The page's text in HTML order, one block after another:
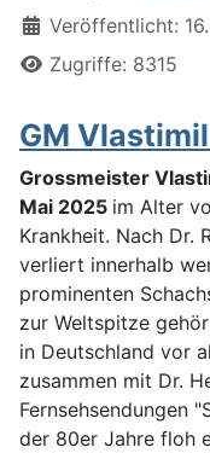
Veröffentlicht:
Zugriffe: 8315
GM
Grossmeister
Mai 2025 im Alter
Krankheit. Nach Dr.
verliert innerhalb
prominenten
zur Weltspitze
in Deutschland vor
zusammen mit Dr.
Fernsehsendungen
der 80er Jahre floh